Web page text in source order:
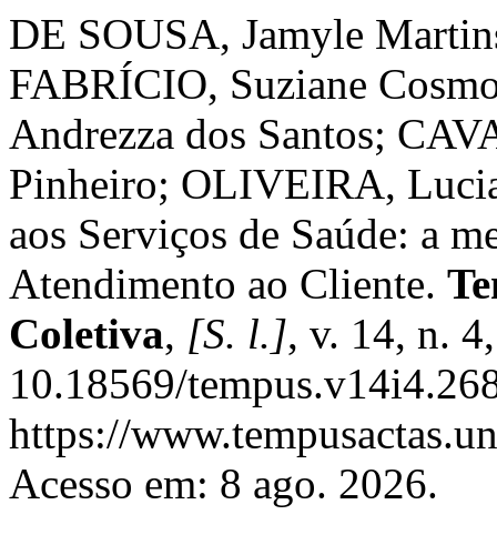
DE SOUSA, Jamyle
FABRÍCIO, Suziane
Andrezza dos Santos;
Pinheiro; OLIVEIRA,
aos Serviços de Saúde: a
Atendimento ao Cliente.
Coletiva, [S. l.], v. 14, n.
10.18569/
https://
Acesso em: 8 ago. 2026.